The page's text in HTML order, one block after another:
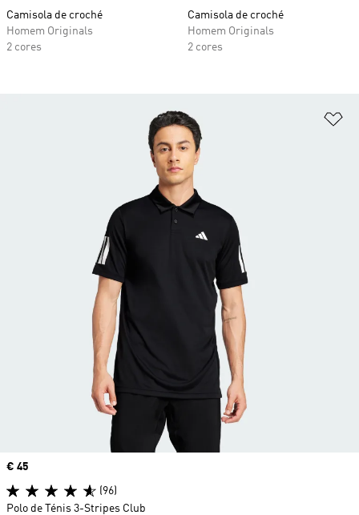
Camisola de croché
Homem Originals
2 cores
Camisola de croché
Homem Originals
2 cores
Price
€ 45
(96)
Polo de Ténis 3-Stripes Club